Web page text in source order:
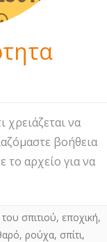
χρειάζεται να
βοήθεια
αρχείο για να
σπιτιού, εποχική,
, ρούχα, σπίτι,